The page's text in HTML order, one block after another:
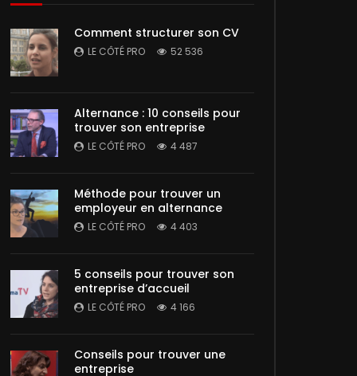
Comment structurer son CV
LE CÔTÉ PRO 52 536
Alternance : 10 conseils pour
trouver son entreprise
LE CÔTÉ PRO 4 487
Méthode pour trouver un
employeur en alternance
LE CÔTÉ PRO 4 403
5 conseils pour trouver son
entreprise d’accueil
LE CÔTÉ PRO 4 166
Conseils pour trouver une
entreprise